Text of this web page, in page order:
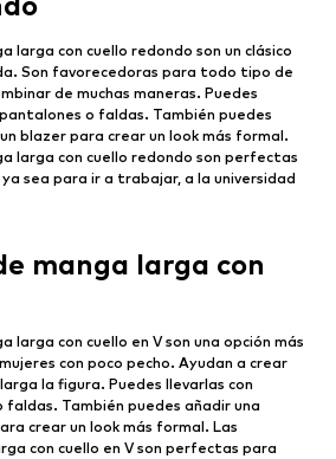
larga con cuello redondo son un clásico
Son favorecedoras para todo tipo de
de muchas maneras. Puedes
o faldas. También puedes
blazer para crear un look más formal.
larga con cuello redondo son perfectas
sea para ir a trabajar, a la universidad
manga larga con
larga con cuello en V son una opción más
con poco pecho. Ayudan a crear
la figura. Puedes llevarlas con
También puedes añadir una
crear un look más formal. Las
con cuello en V son perfectas para